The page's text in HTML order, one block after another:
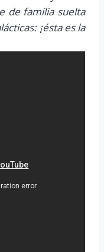
de familia suelta
¡ésta es la